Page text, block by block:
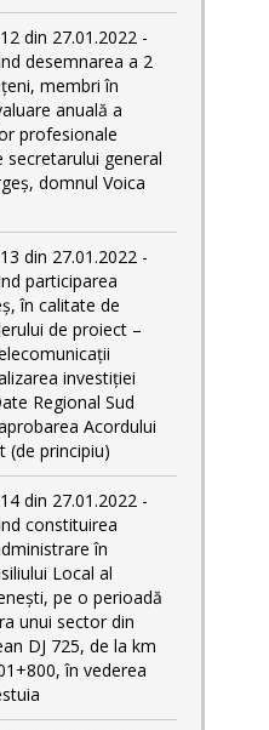
din 27.01.2022 -
desemnarea a 2
membri în
anuală a
profesionale
secretarului general
domnul Voica
din 27.01.2022 -
participarea
în calitate de
de proiect –
investiției
Regional Sud
Acordului
(de principiu)
din 27.01.2022 -
constituirea
în
Local al
pe o perioadă
unui sector din
DJ 725, de la km
în vederea